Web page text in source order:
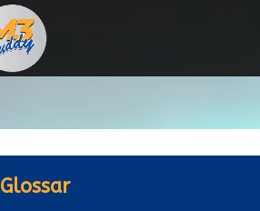
Glossar